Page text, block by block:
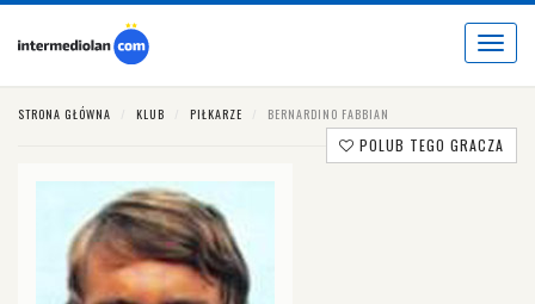
Toggle
STRONA GŁÓWNA KLUB PIŁKARZE BERNARDINO FABBIAN
POLUB TEGO GRACZA